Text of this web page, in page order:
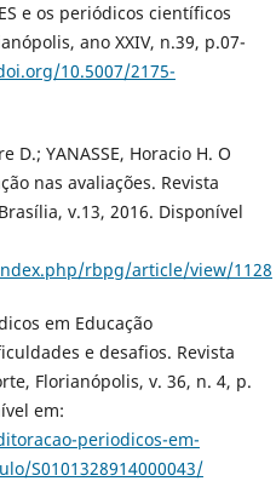
e os periódicos científicos
ano XXIV, n.39, p.07-
10.5007/2175-
D.; YANASSE, Horacio H. O
nas avaliações. Revista
v.13, 2016. Disponível
rbpg/article/view/1128
em Educação
e desafios. Revista
Florianópolis, v. 36, n. 4, p.
em:
periodicos-em-
S0101328914000043/